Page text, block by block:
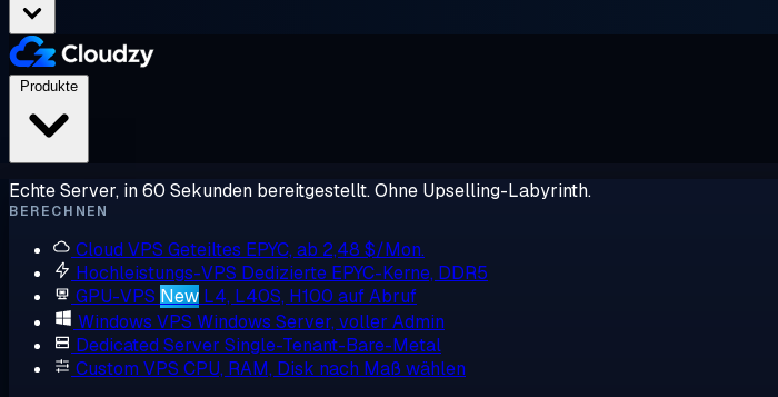
Echte Server, in 60 Sekunden bereitgestellt. Ohne Upselling-Labyrinth.
BERECHNEN
Cloud VPS Geteiltes EPYC, ab 2,48 $/Mon.
Hochleistungs-VPS Dedizierte EPYC-Kerne, DDR5
GPU-VPS New L4, L40S, H100 auf Abruf
Windows VPS Windows Server, voller Admin
Dedicated Server Single-Tenant-Bare-Metal
Custom VPS CPU, RAM, Disk nach Maß wählen